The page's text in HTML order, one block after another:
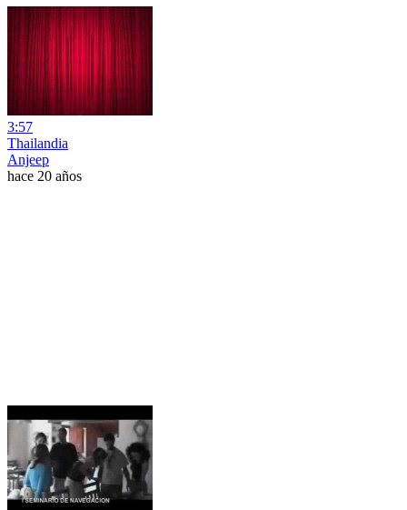
3:57
Thailandia
Anjeep
hace 20 años